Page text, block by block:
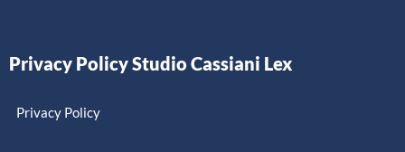
Privacy Policy Studio Cassiani Lex
Privacy Policy